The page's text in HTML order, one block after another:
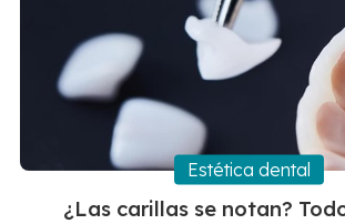
¿Las carillas se notan?
Estética dental